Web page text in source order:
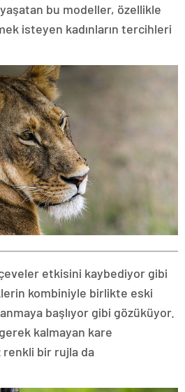
yaşatan bu modeller, özellikle
isteyen kadınların tercihleri
etkisini kaybediyor gibi
kombiniyle birlikte eski
başlıyor gibi gözüküyor.
kalmayan kare
bir rujla da